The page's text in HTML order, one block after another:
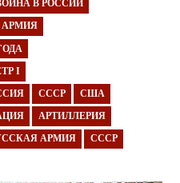
В РОССИИ
АРМИЯ
I
СССР США
АРТИЛЛЕРИЯ
АРМИЯ СССР